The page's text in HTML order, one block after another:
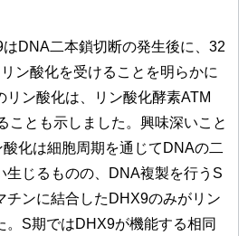
DNA二本鎖切断の発生後に、32
ン酸化を受けることを明らかに
リン酸化は、リン酸化酵素ATM
ことも示しました。興味深いこと
化は細胞周期を通じてDNAの二
生じるものの、DNA複製を行うS
チンに結合したDHX9のみがリン
。S期ではDHX9が機能する相同